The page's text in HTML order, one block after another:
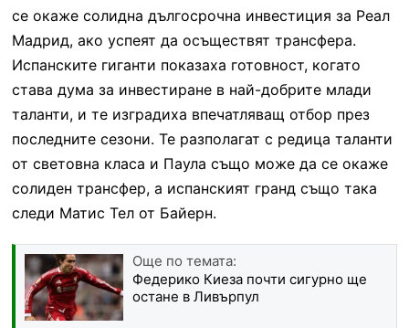
се окаже солидна дългосрочна инвестиция за Реал
Мадрид, ако успеят да осъществят трансфера.
Испанските гиганти показаха готовност, когато
става дума за инвестиране в най-добрите млади
таланти, и те изградиха впечатляващ отбор през
последните сезони. Те разполагат с редица таланти
от световна класа и Паула също може да се окаже
солиден трансфер, а испанският гранд също така
следи Матис Тел от Байерн.
Още по темата:
Федерико Киеза почти сигурно ще
остане в Ливърпул